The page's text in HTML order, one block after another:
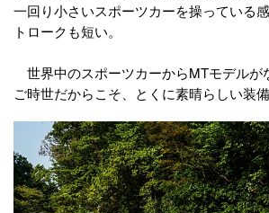
一回り小さいスポーツカーを操っている
トロークも短い。
世界中のスポーツカーからMTモデルが
ご時世だからこそ、とくに素晴らしい装備